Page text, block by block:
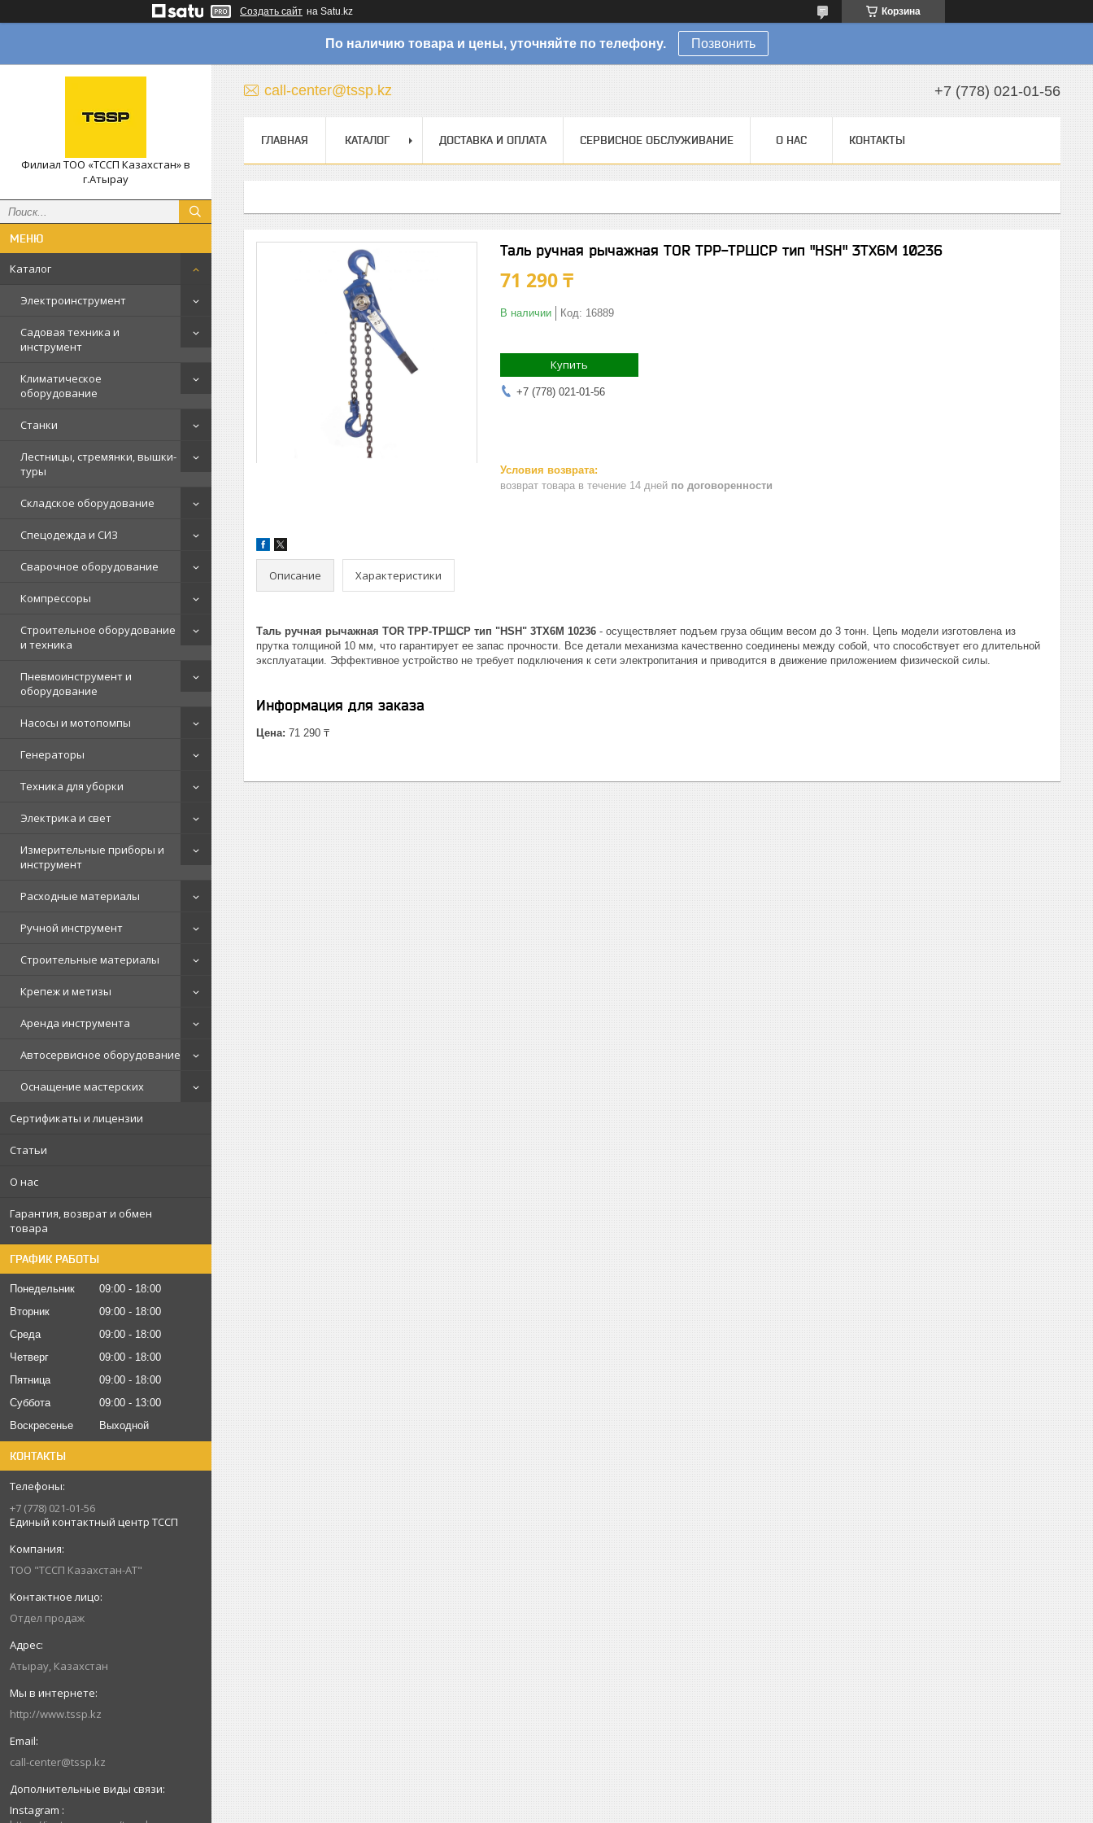
Создать сайт на Satu.kz Корзина
По наличию товара и цены, уточняйте по телефону. Позвонить
Филиал ТОО «ТССП Казахстан» в
г.Атырау
Каталог
Электроинструмент
Садовая техника и
инструмент
Климатическое
оборудование
Станки
Лестницы, стремянки, вышки-
туры
Складское оборудование
Спецодежда и СИЗ
Сварочное оборудование
Компрессоры
Строительное оборудование
и техника
Пневмоинструмент и
оборудование
Насосы и мотопомпы
Генераторы
Техника для уборки
Электрика и свет
Измерительные приборы и
инструмент
Расходные материалы
Ручной инструмент
Строительные материалы
Крепеж и метизы
Аренда инструмента
Автосервисное оборудование
Оснащение мастерских
Сертификаты и лицензии
Статьи
О нас
Гарантия, возврат и обмен
товара
ГРАФИК РАБОТЫ
Понедельник 09:00
18:00
Вторник
09:00
18:00
Среда
09:00
18:00
Четверг
09:00
18:00
Пятница
09:00
18:00
Суббота
09:00
13:00
Воскресенье
Выходной
КОНТАКТЫ
+7 (778) 021-01-56
Единый контактный центр ТССП
ТОО "ТССП Казахстан-АТ"
Отдел продаж
Атырау, Казахстан
http://www.tssp.kz
call-center@tssp.kz
Instagram
call-center@tssp.kz +7 (778) 021-01-56
ГЛАВНАЯ КАТАЛОГ ДОСТАВКА И ОПЛАТА СЕРВИСНОЕ ОБСЛУЖИВАНИЕ О НАС КОНТАКТЫ
Таль ручная рычажная TOR ТРР-ТРШСР тип "HSH" 3TХ6М 10236
71 290 ₸
В наличии Код: 16889
Купить
+7 (778) 021-01-56
возврат товара в течение 14 дней по договоренности
Описание Характеристики
Таль ручная рычажная TOR ТРР-ТРШСР тип "HSH" 3TХ6М 10236 - осуществляет подъем груза общим весом до 3 тонн. Цепь модели изготовлена из
прутка толщиной 10 мм, что гарантирует ее запас прочности. Все детали механизма качественно соединены между собой, что способствует его длительной
эксплуатации. Эффективное устройство не требует подключения к сети электропитания и приводится в движение приложением физической силы.
Информация для заказа
Цена: 71 290 ₸